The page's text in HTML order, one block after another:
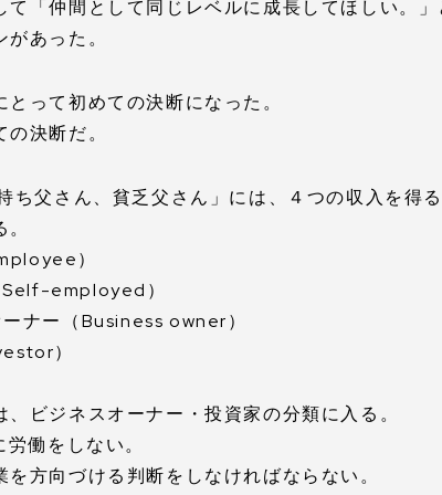
て「仲間として同じレベルに成長してほしい。」
あった。
とって初めての決断になった。
決断だ。
ち父さん、貧乏父さん」には、４つの収入を得
）
Self-employed）
ナー（Business owner）
）
、ビジネスオーナー・投資家の分類に入る。
働をしない。
を方向づける判断をしなければならない。